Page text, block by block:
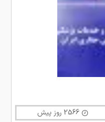
2566 روز پیش